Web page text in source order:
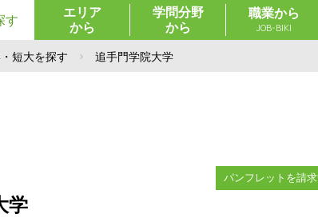
す
エリア
から
学問分野
から
職業から
JOB-BIKI
短大を探す 追手門学院大学
学
パンフレットを請